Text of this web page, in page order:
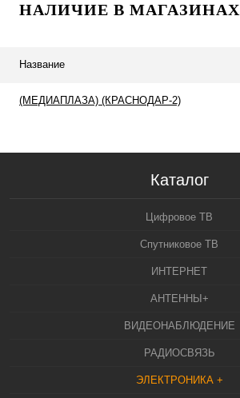
НАЛИЧИЕ В МАГАЗИНАХ
Название
(МЕДИАПЛАЗА) (КРАСНОДАР-2)
Каталог
Цифровое ТВ
Спутниковое ТВ
ИНТЕРНЕТ
АНТЕННЫ+
ВИДЕОНАБЛЮДЕНИЕ
РАДИОСВЯЗЬ
ЭЛЕКТРОНИКА +